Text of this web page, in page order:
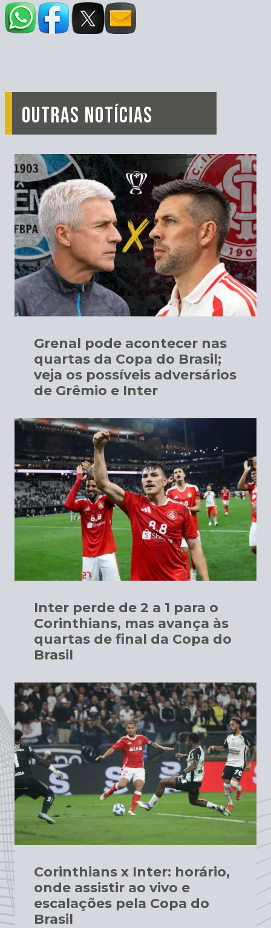
OUTRAS NOTÍCIAS
Grenal pode acontecer nas
quartas da Copa do Brasil;
veja os possíveis adversários
de Grêmio e Inter
Inter perde de 2 a 1 para o
Corinthians, mas avança às
quartas de final da Copa do
Brasil
Corinthians x Inter: horário,
onde assistir ao vivo e
escalações pela Copa do
Brasil